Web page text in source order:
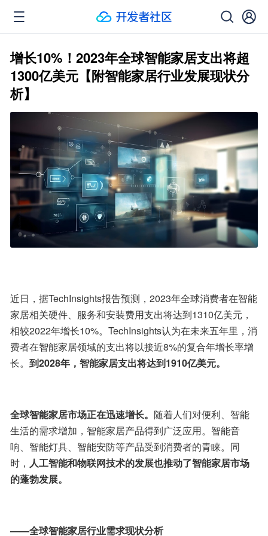
增长10%！2023年全球智能家居支出将超
1300亿美元【附智能家居行业发展现状分
析】
近日，据TechInsights报告预测，2023年全球消费者在智能
家居相关硬件、服务和安装费用支出将达到1310亿美元，
相较2022年增长10%。TechInsights认为在未来五年里，消
费者在智能家居领域的支出将以接近8%的复合年增长率增
长。 到2028年，智能家居支出将达到1910亿美元。
全球智能家居市场正在迅速增长。 随着人们对便利、智能
生活的需求增加，智能家居产品得到广泛应用。智能音
响、智能灯具、智能安防等产品受到消费者的青睐。同
时， 人工智能和物联网技术的发展也推动了智能家居市场
的蓬勃发展。
——全球智能家居行业需求现状分析